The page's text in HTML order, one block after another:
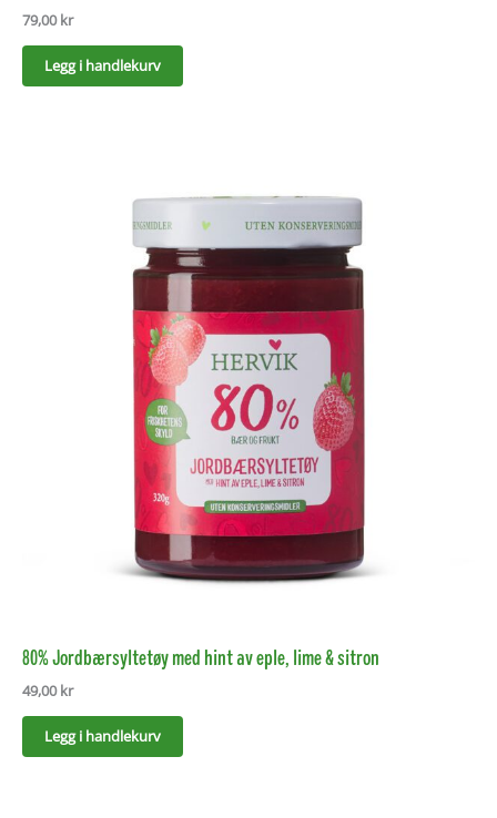
79,00kr
Legg i handlekurv
80% Jordbærsyltetøy med hint av eple, lime & sitron
49,00kr
Legg i handlekurv